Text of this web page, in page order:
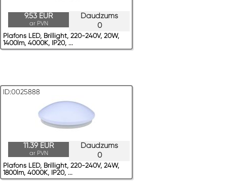
Daudzums
0
9.53 EUR
ar PVN
Plafons LED, Brillight, 220-240V, 20W,
1400lm, 4000K, IP20, ...
ID:0025888
Daudzums
0
11.39 EUR
ar PVN
Plafons LED, Brillight, 220-240V, 24W,
1800lm, 4000K, IP20, ...